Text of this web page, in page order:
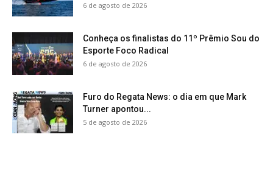
6 de agosto de 2026
Conheça os finalistas do 11º Prêmio Sou do
Esporte Foco Radical
6 de agosto de 2026
Furo do Regata News: o dia em que Mark
Turner apontou...
5 de agosto de 2026